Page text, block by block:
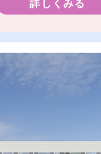
詳しくみる